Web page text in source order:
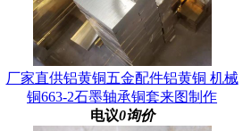
厂家直供铝黄铜五金配件铝黄铜 机械
铜663-2石墨轴承铜套来图制作
电议0询价